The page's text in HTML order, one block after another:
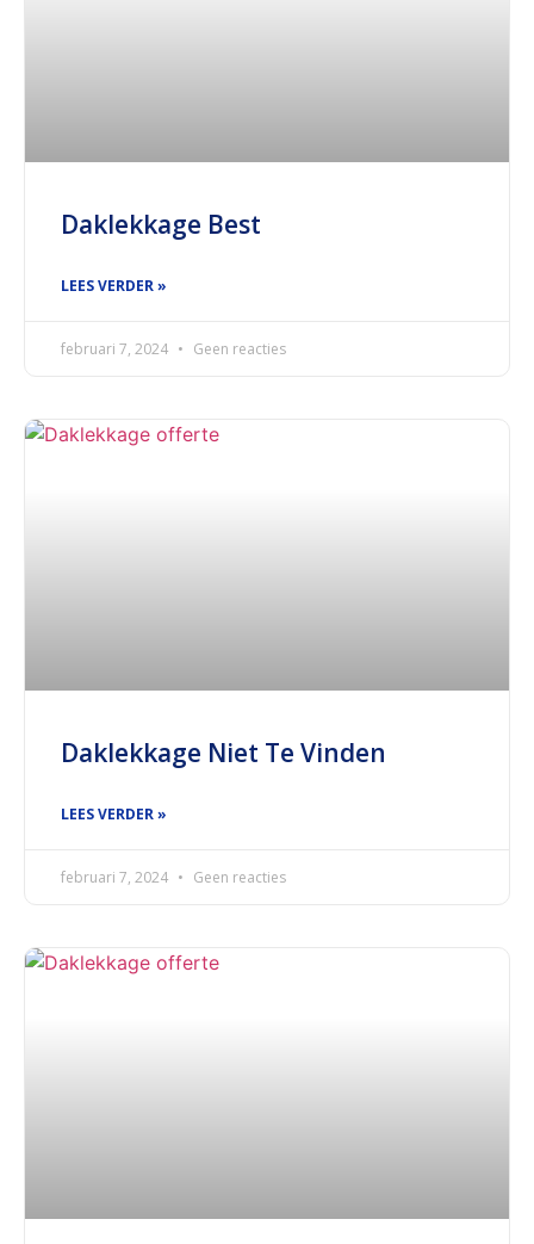
Daklekkage Best
LEES VERDER »
februari 7, 2024 Geen reacties
Daklekkage Niet Te Vinden
LEES VERDER »
februari 7, 2024 Geen reacties